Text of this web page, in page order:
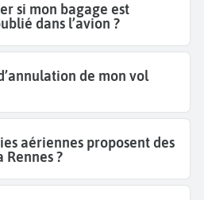
si mon bagage est
dans l’avion ?
de mon vol
aériennes proposent des
Rennes ?